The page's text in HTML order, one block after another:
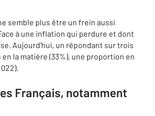
semble plus être un frein aussi
à une inflation qui perdure et dont
Aujourd’hui, un répondant sur trois
la matière (33%), une proportion en
Français, notamment